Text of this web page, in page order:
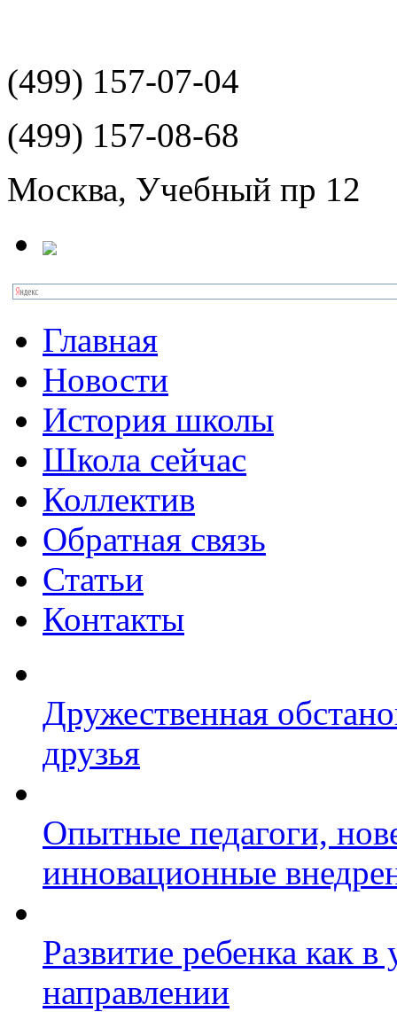
(499) 157-07-04
(499) 157-08-68
Москва, Учебный пр 12
Главная
Новости
История школы
Школа сейчас
Коллектив
Обратная связь
Статьи
Контакты
Дружественная
друзья
Опытные педагоги,
инновационные
Развитие ребенка как
направлении